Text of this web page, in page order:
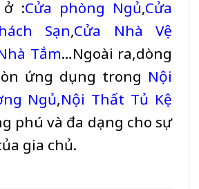
:Cửa phòng Ngủ,Cửa
Sạn,Cửa Nhà Vệ
Tắm…Ngoài ra,dòng
ứng dụng trong Nội
Ngủ,Nội Thất Tủ Kệ
phú và đa dạng cho sự
gia chủ.